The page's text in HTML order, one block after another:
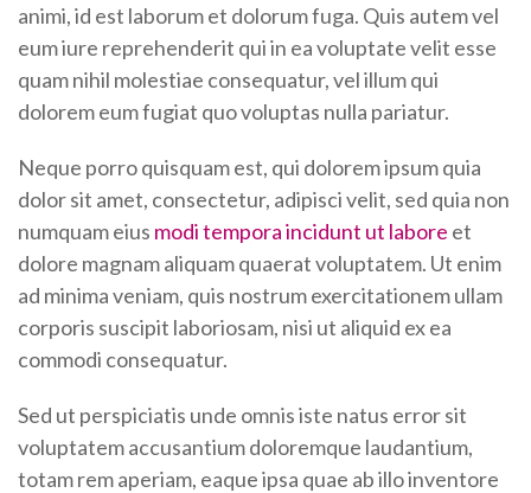
animi, id est laborum et dolorum fuga. Quis autem vel
eum iure reprehenderit qui in ea voluptate velit esse
quam nihil molestiae consequatur, vel illum qui
dolorem eum fugiat quo voluptas nulla pariatur.
Neque porro quisquam est, qui dolorem ipsum quia
dolor sit amet, consectetur, adipisci velit, sed quia non
numquam eius modi tempora incidunt ut labore et
dolore magnam aliquam quaerat voluptatem. Ut enim
ad minima veniam, quis nostrum exercitationem ullam
corporis suscipit laboriosam, nisi ut aliquid ex ea
commodi consequatur.
Sed ut perspiciatis unde omnis iste natus error sit
voluptatem accusantium doloremque laudantium,
totam rem aperiam, eaque ipsa quae ab illo inventore